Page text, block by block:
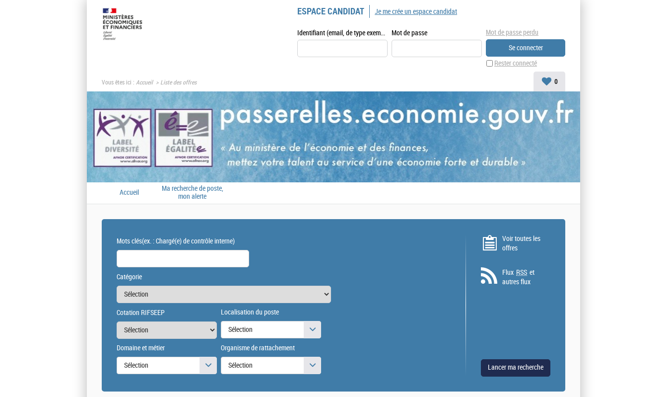
ESPACE CANDIDAT
Identifiant (email, de type exemple@exemple.fr) Mot de passe
Rester connecté
Mot de passe perdu
Je me crée un espace candidat
Vous êtes ici : Accueil Liste des offres 0
Accueil
Ma recherche de poste,
mon alerte
Mots clés(ex. : Chargé(e) de contrôle interne)
Catégorie
Cotation RIFSEEP Localisation du poste
Sélection
Domaine et métier
Sélection
Organisme de rattachement
Sélection
Voir toutes les
offres
Flux RSS et
autres flux